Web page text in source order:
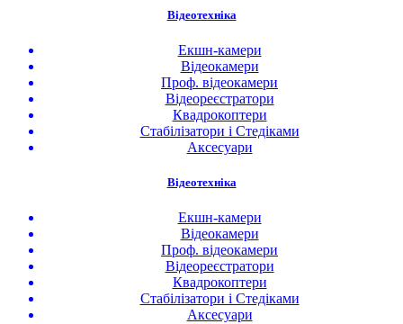
Відеотехніка
Екшн-камери
Відеокамери
Проф. відеокамери
Відеореєстратори
Квадрокоптери
Стабілізатори і Стедіками
Аксесуари
Відеотехніка
Екшн-камери
Відеокамери
Проф. відеокамери
Відеореєстратори
Квадрокоптери
Стабілізатори і Стедіками
Аксесуари